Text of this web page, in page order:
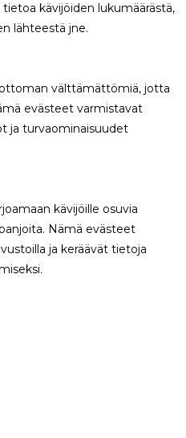
kävijöiden lukumäärästä,
lähteestä jne.
välttämättömiä, jotta
evästeet varmistavat
ja turvaominaisuudet
kävijöille osuvia
Nämä evästeet
ja keräävät tietoja